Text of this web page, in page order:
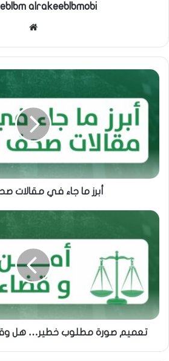
alrakeeblbmobi
أبرز ما جاء في مقالات
تعميم صورة مطلوب خطير… هل